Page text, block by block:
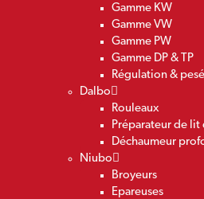
Gamme KW
Gamme VW
Gamme PW
Gamme DP & TP
Régulation &
Dalbo
Rouleaux
Préparateur de lit
Déchaumeur
Niubo
Broyeurs
Epareuses